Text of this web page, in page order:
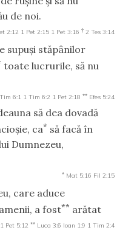
de noi.
2:12 1 Pet 2:15 1 Pet 3:16 † 2 Tes 3:14
supuşi stăpânilor
toate lucrurile, să nu
6:1 1 Tim 6:2 1 Pet 2:18 ** Efes 5:24
să dea dovadă
ca* să facă în
Dumnezeu,
* Mat 5:16 Fil 2:15
care aduce
a fost** arătat
1 Pet 5:12 ** Luca 3:6 Ioan 1:9 1 Tim 2:4